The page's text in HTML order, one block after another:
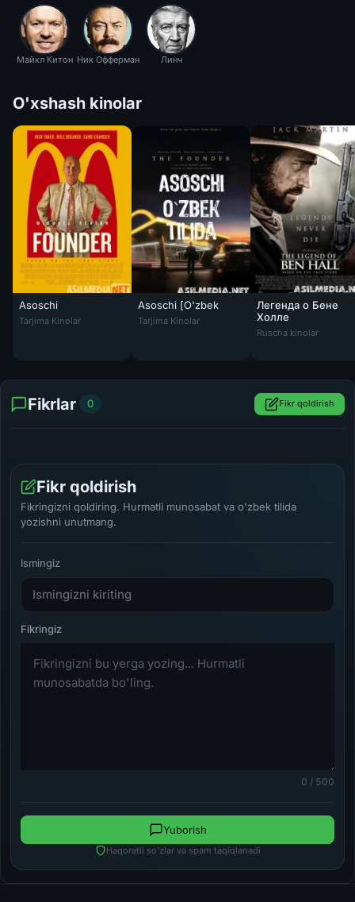
Майкл Китон Ник Офферман Линч
O'xshash kinolar
Asoschi
Asoschi / Основатель Uzbek O'zbek tilida tas-ix skachat download
Tarjima Kinolar
Asoschi [O'zbek
Asoschi [O'zbek tilida PREMYERA]
Tarjima Kinolar
Легенда о Бене
Холле
Ruscha kinolar
Fikrlar 0 Fikr qoldirish
Fikr qoldirish
Fikringizni qoldiring. Hurmatli munosabat va o'zbek tilida
yozishni unutmang.
Ismingiz
0 / 500
Haqoratli so'zlar va spam taqiqlanadi
Yuborish